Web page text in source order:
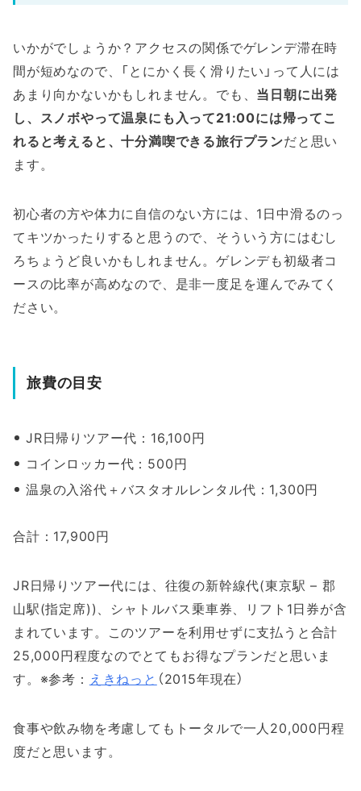
いかがでしょうか？アクセスの関係でゲレンデ滞在時
間が短めなので、「とにかく長く滑りたい」って人には
あまり向かないかもしれません。でも、 当日朝に出発
し、スノボやって温泉にも入って21:00には帰ってこ
れると考えると、十分満喫できる旅行プランだと思い
ます。
初心者の方や体力に自信のない方には、1日中滑るのっ
てキツかったりすると思うので、そういう方にはむし
ろちょうど良いかもしれません。ゲレンデも初級者コ
ースの比率が高めなので、是非一度足を運んでみてく
ださい。
旅費の目安
JR日帰りツアー代：16,100円
コインロッカー代：500円
温泉の入浴代＋バスタオルレンタル代：1,300円
合計：17,900円
JR日帰りツアー代には、往復の新幹線代(東京駅 – 郡
山駅(指定席))、シャトルバス乗車券、リフト1日券が含
まれています。このツアーを利用せずに支払うと合計
25,000円程度なのでとてもお得なプランだと思いま
す。※参考： えきねっと （2015年現在）
食事や飲み物を考慮してもトータルで一人20,000円程
度だと思います。